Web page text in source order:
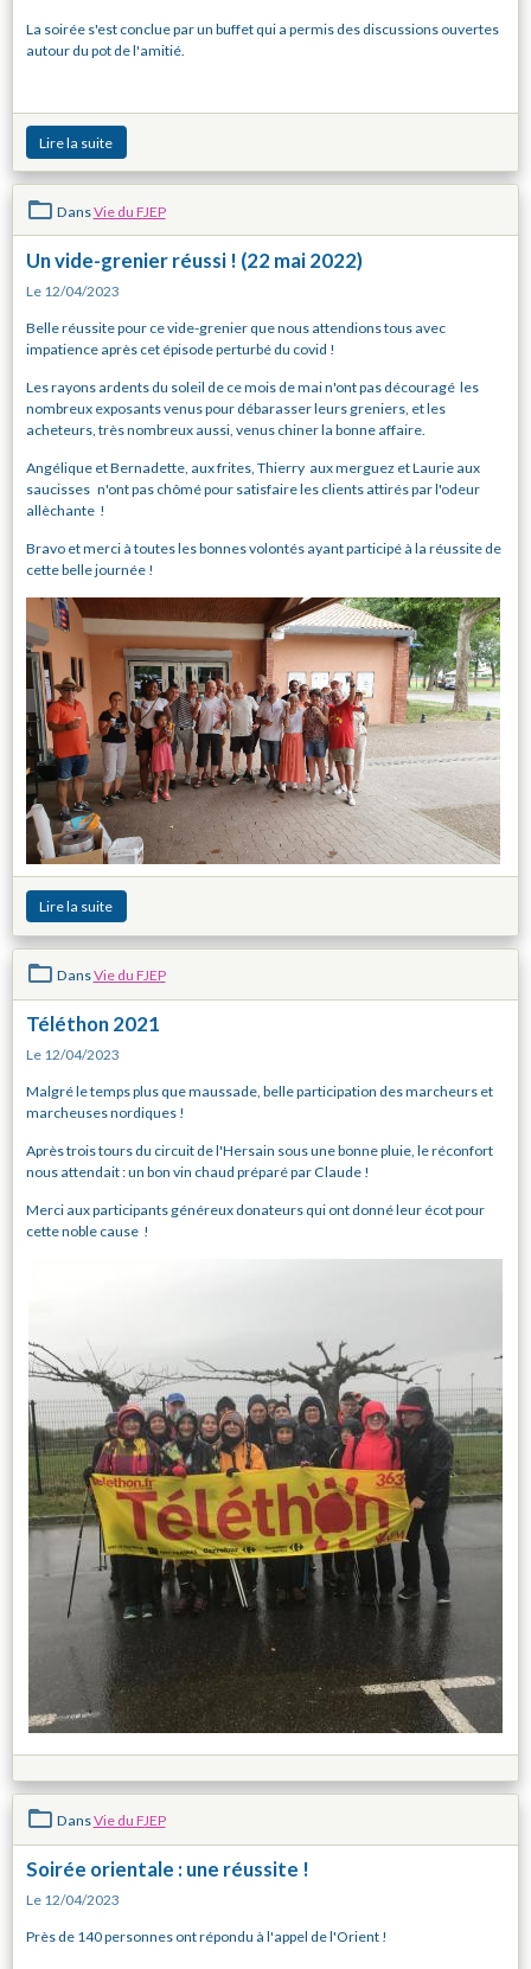
La soirée s'est conclue par un buffet qui a permis des discussions ouvertes
autour du pot de l'amitié.
Lire la suite
DansVie du FJEP
Un vide-grenier réussi ! (22 mai 2022)
Le 12/04/2023
Belle réussite pour ce vide-grenier que nous attendions tous avec
impatience après cet épisode perturbé du covid !
Les rayons ardents du soleil de ce mois de mai n'ont pas découragé les
nombreux exposants venus pour débarasser leurs greniers, et les
acheteurs, très nombreux aussi, venus chiner la bonne affaire.
Angélique et Bernadette, aux frites, Thierry aux merguez et Laurie aux
saucisses n'ont pas chômé pour satisfaire les clients attirés par l'odeur
allèchante !
Bravo et merci à toutes les bonnes volontés ayant participé à la réussite de
cette belle journée !
Lire la suite
DansVie du FJEP
Téléthon 2021
Le 12/04/2023
Malgré le temps plus que maussade, belle participation des marcheurs et
marcheuses nordiques !
Après trois tours du circuit de l'Hersain sous une bonne pluie, le réconfort
nous attendait : un bon vin chaud préparé par Claude !
Merci aux participants généreux donateurs qui ont donné leur écot pour
cette noble cause !
DansVie du FJEP
Soirée orientale : une réussite !
Le 12/04/2023
Près de 140 personnes ont répondu à l'appel de l'Orient !